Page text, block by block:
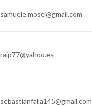
samuele.mosci@gmail.com
raip77@yahoo.es
sebastianfalla145@gmail.com